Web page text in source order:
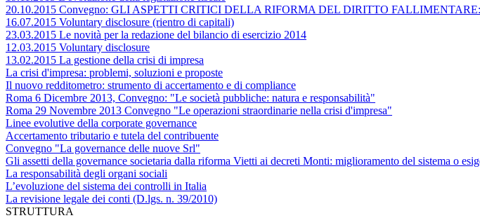
20.10.2015 Convegno: GLI ASPETTI CRITICI DELLA RIFORMA DEL DIRITTO FALLIMENTARE:
16.07.2015 Voluntary disclosure (rientro di capitali)
23.03.2015 Le novità per la redazione del bilancio di esercizio 2014
12.03.2015 Voluntary disclosure
13.02.2015 La gestione della crisi di impresa
La crisi d'impresa: problemi, soluzioni e proposte
Il nuovo redditometro: strumento di accertamento e di compliance
Roma 6 Dicembre 2013, Convegno: "Le società pubbliche: natura e responsabilità"
Roma 29 Novembre 2013 Convegno "Le operazioni straordinarie nella crisi d'impresa"
Linee evolutive della corporate governance
Accertamento tributario e tutela del contribuente
Convegno "La governance delle nuove Srl"
Gli assetti della governance societaria dalla riforma Vietti ai decreti Monti: miglioramento del sistema o
La responsabilità degli organi sociali
L’evoluzione del sistema dei controlli in Italia
La revisione legale dei conti (D.lgs. n. 39/2010)
STRUTTURA